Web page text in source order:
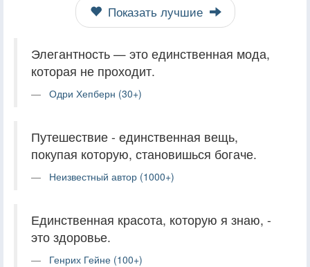
Показать лучшие
Элегантность — это единственная мода,
которая не проходит.
Одри Хепберн (30+)
Путешествие - единственная вещь,
покупая которую, становишься богаче.
Неизвестный автор (1000+)
Единственная красота, которую я знаю, -
это здоровье.
Генрих Гейне (100+)